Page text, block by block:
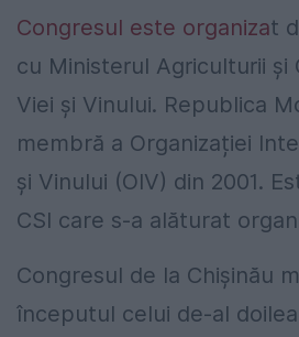
Congresul este organizat
cu Ministerul Agriculturii și
Viei și Vinului. Republica
membră a Organizației
și Vinului (OIV) din 2001.
CSI care s-a alăturat
Congresul de la Chișinău
începutul celui de-al